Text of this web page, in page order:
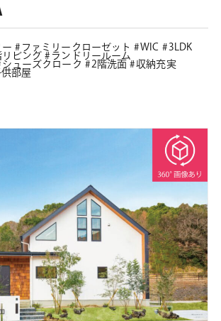
ー ファミリークローゼット WIC
3LDK
リビング
ランドリールーム
シューズクローク 2階洗面
収納充実
部屋